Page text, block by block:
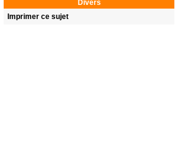
Divers
Imprimer ce sujet